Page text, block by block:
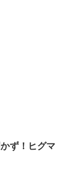
ず！ヒグマ